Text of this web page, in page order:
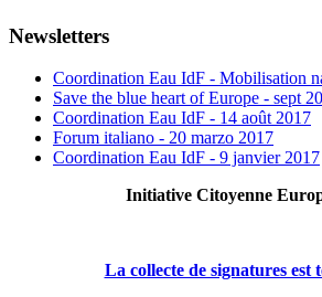
Newsletters
Coordination Eau IdF - Mobilisation
Save the blue heart of Europe - sept
Coordination Eau IdF - 14 août 2017
Forum italiano - 20 marzo 2017
Coordination Eau IdF - 9 janvier 2017
Initiative Citoyenne
La collecte de signatures est